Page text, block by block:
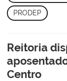
PRODEP
Reitoria
Centro